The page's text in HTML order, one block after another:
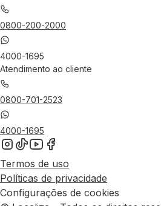
0800-200-2000
4000-1695
Atendimento ao cliente
0800-701-2523
4000-1695
Termos de uso
Políticas de privacidade
Configurações de cookies